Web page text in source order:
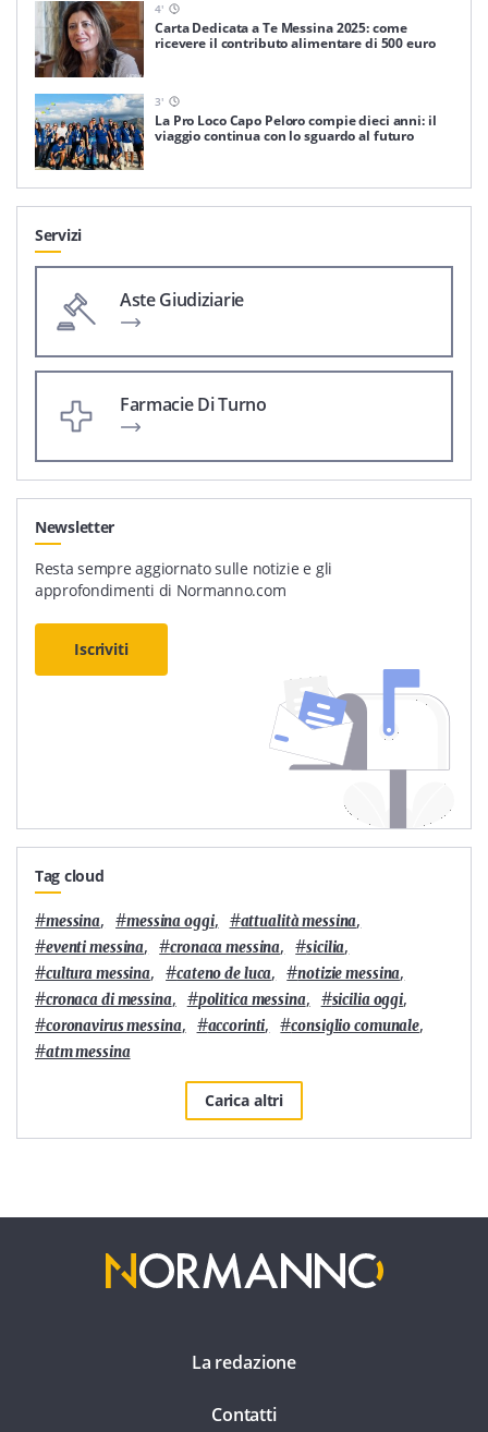
4'
Carta Dedicata a Te Messina 2025: come
ricevere il contributo alimentare di 500 euro
3'
La Pro Loco Capo Peloro compie dieci anni: il
viaggio continua con lo sguardo al futuro
Servizi
Aste Giudiziarie
Farmacie Di Turno
Newsletter
Resta sempre aggiornato sulle notizie e gli
approfondimenti di Normanno.com
Iscriviti
Tag cloud
#messina, #messina oggi, #attualità messina,
#eventi messina, #cronaca messina, #sicilia,
#cultura messina, #cateno de luca, #notizie messina,
#cronaca di messina, #politica messina, #sicilia oggi,
#coronavirus messina, #accorinti, #consiglio comunale,
#atm messina
Carica altri
La redazione
Contatti